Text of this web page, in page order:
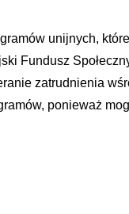
unijnych,
Fundusz
zatrudnienia
ponieważ